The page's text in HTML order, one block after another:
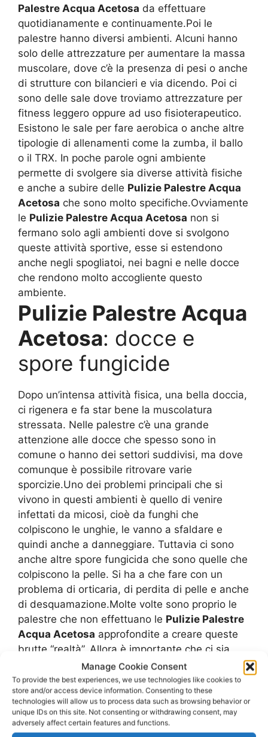
Manage Cookie Consent
To provide the best experiences, we use technologies like cookies to
store and/or access device information. Consenting to these
technologies will allow us to process data such as browsing behavior or
unique IDs on this site. Not consenting or withdrawing consent, may
adversely affect certain features and functions.
Palestre Acqua Acetosa da effettuare
quotidianamente e continuamente.Poi le
palestre hanno diversi ambienti. Alcuni hanno
solo delle attrezzature per aumentare la massa
muscolare, dove c’è la presenza di pesi o anche
di strutture con bilancieri e via dicendo. Poi ci
sono delle sale dove troviamo attrezzature per
fitness leggero oppure ad uso fisioterapeutico.
Esistono le sale per fare aerobica o anche altre
tipologie di allenamenti come la zumba, il ballo
o il TRX. In poche parole ogni ambiente
permette di svolgere sia diverse attività fisiche
e anche a subire delle Pulizie Palestre Acqua
Acetosa che sono molto specifiche.Ovviamente
le Pulizie Palestre Acqua Acetosa non si
fermano solo agli ambienti dove si svolgono
queste attività sportive, esse si estendono
anche negli spogliatoi, nei bagni e nelle docce
che rendono molto accogliente questo
ambiente.
Pulizie Palestre Acqua
Acetosa: docce e
spore fungicide
Dopo un’intensa attività fisica, una bella doccia,
ci rigenera e fa star bene la muscolatura
stressata. Nelle palestre c’è una grande
attenzione alle docce che spesso sono in
comune o hanno dei settori suddivisi, ma dove
comunque è possibile ritrovare varie
sporcizie.Uno dei problemi principali che si
vivono in questi ambienti è quello di venire
infettati da micosi, cioè da funghi che
colpiscono le unghie, le vanno a sfaldare e
quindi anche a danneggiare. Tuttavia ci sono
anche altre spore fungicida che sono quelle che
colpiscono la pelle. Si ha a che fare con un
problema di orticaria, di perdita di pelle e anche
di desquamazione.Molte volte sono proprio le
palestre che non effettuano le Pulizie Palestre
Acqua Acetosa approfondite a creare queste
brutte “realtà”. Allora è importante che ci sia
un’attenzione da parte di coloro che si
occupano dellePulizie Palestre Acqua
Acetosa. Per limitare anche queste carenze
molti utenti utilizzano le famose pattine,
ciabatte o pantofole da doccia, ma che